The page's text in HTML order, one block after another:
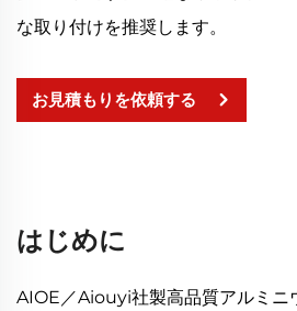
な取り付けを推奨します。
お見積もりを依頼する
はじめに
AIOE／Aiouyi社製高品質アルミニ